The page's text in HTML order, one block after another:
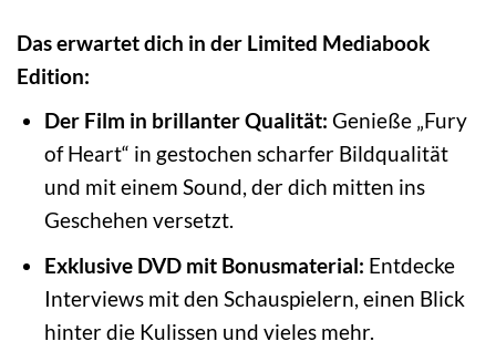
Das erwartet dich in der Limited Mediabook
Edition:
Der Film in brillanter Qualität: Genieße „Fury
of Heart“ in gestochen scharfer Bildqualität
und mit einem Sound, der dich mitten ins
Geschehen versetzt.
Exklusive DVD mit Bonusmaterial: Entdecke
Interviews mit den Schauspielern, einen Blick
hinter die Kulissen und vieles mehr.